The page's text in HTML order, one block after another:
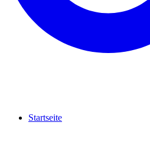
Startseite